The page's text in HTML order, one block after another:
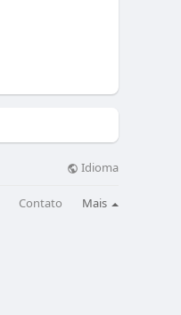
Idioma
Contato Mais